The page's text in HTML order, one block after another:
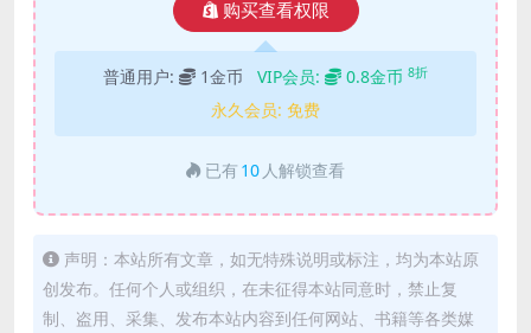
购买查看权限
普通用户: 1金币 VIP会员: 0.8金币 8折
永久会员: 免费
已有 10 人解锁查看
声明：本站所有文章，如无特殊说明或标注，均为本站原
创发布。任何个人或组织，在未征得本站同意时，禁止复
制、盗用、采集、发布本站内容到任何网站、书籍等各类媒